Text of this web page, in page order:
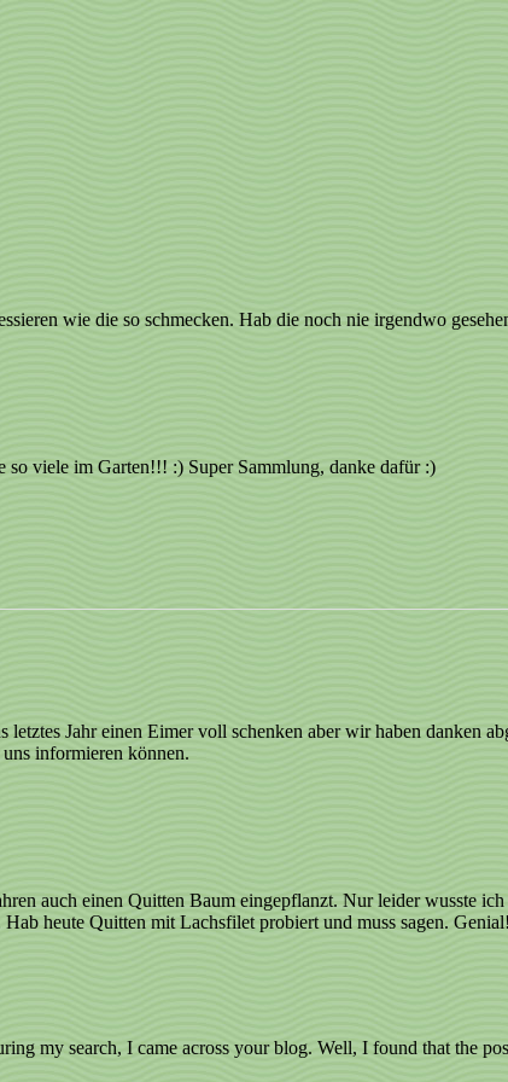
wie die so schmecken. Hab die noch nie irgendwo
viele im Garten!!! :) Super Sammlung, danke dafür :)
Jahr einen Eimer voll schenken aber wir haben danken
informieren können.
auch einen Quitten Baum eingepflanzt. Nur leider wusste
Hab heute Quitten mit Lachsfilet probiert und muss sagen.
my search, I came across your blog. Well, I found that the